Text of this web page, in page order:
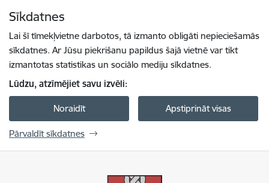
Sīkdatnes
Lai šī tīmekļvietne darbotos, tā izmanto obligāti nepieciešamās
sīkdatnes. Ar Jūsu piekrišanu papildus šajā vietnē var tikt
izmantotas statistikas un sociālo mediju sīkdatnes.
Lūdzu, atzīmējiet savu izvēli:
Noraidīt Apstiprināt visas
Pārvaldīt sīkdatnes